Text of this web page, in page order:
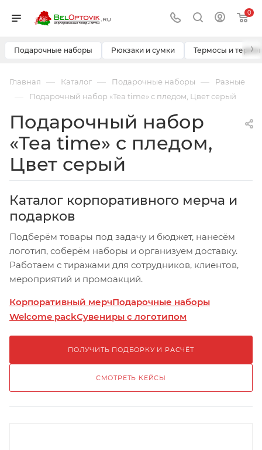
0
Подарочные наборы Рюкзаки и сумки Термосы и ›
Главная — Каталог — Подарочные наборы — Разные
— Подарочный набор «Tea time» с пледом, Цвет серый
Подарочный набор
«Tea time» с пледом,
Цвет серый
Каталог корпоративного мерча и
подарков
Подберём товары под задачу и бюджет, нанесём
логотип, соберём наборы и организуем доставку.
Работаем с тиражами для сотрудников, клиентов,
мероприятий и промоакций.
Корпоративный мерчПодарочные наборы
Welcome packСувениры с логотипом
ПОЛУЧИТЬ ПОДБОРКУ И РАСЧЁТ
СМОТРЕТЬ КЕЙСЫ